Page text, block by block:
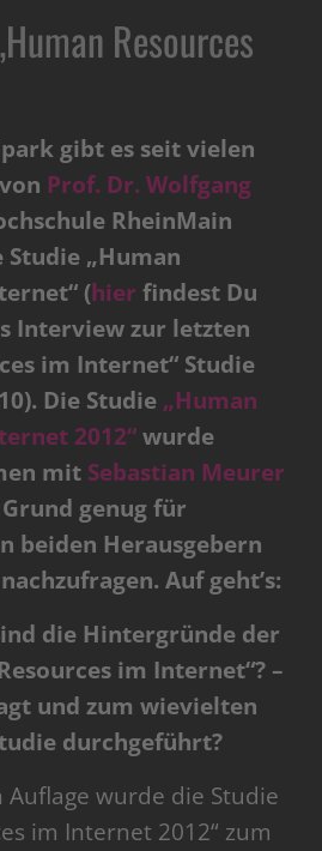
Resources
gibt es seit vielen
Prof. Dr. Wolfgang
RheinMain
Studie „Human
(hier findest Du
Interview zur letzten
im Internet“ Studie
Die Studie „Human
2012“wurde
mit Sebastian Meurer
genug für
beiden Herausgebern
Auf geht’s:
die Hintergründe der
im Internet“? –
und zum wievielten
durchgeführt?
wurde die Studie
im Internet 2012“ zum